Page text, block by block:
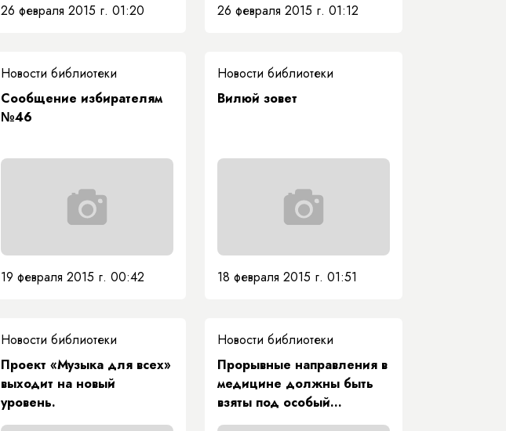
26 февраля 2015 г. 01:20 26 февраля 2015 г. 01:12
Новости библиотеки
Сообщение избирателям
№46
19 февраля 2015 г. 00:42
Новости библиотеки
Вилюй зовет
18 февраля 2015 г. 01:51
Новости библиотеки
Проект «Музыка для всех»
выходит на новый
уровень.
Новости библиотеки
Прорывные направления в
медицине должны быть
взяты под особый
контроль Минздрава